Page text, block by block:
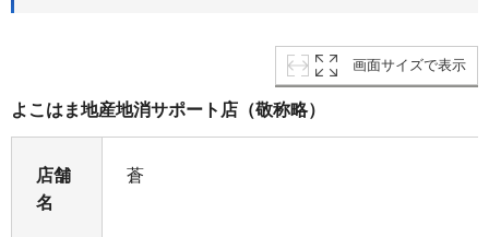
画面サイズで表示
よこはま地産地消サポート店（敬称略）
店舗
名
蒼